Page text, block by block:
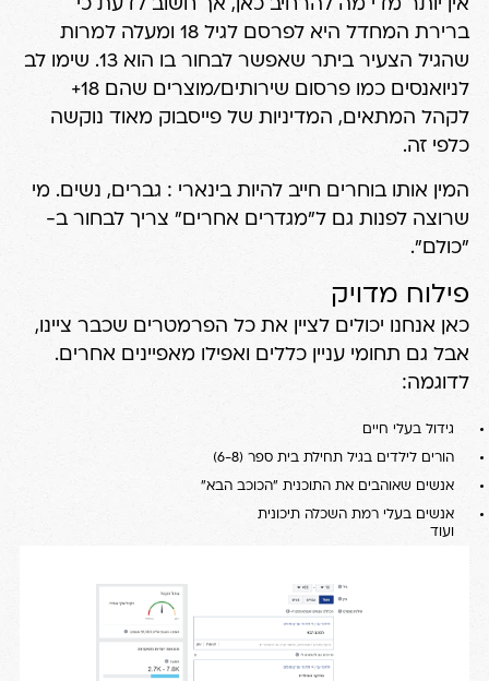
אין יותר מדי מה להרחיב כאן, אך חשוב לדעת כי
ברירת המחדל היא לפרסם לגיל 18 ומעלה למרות
שהגיל הצעיר ביתר שאפשר לבחור בו הוא 13. שימו לב
לניואנסים כמו פרסום שירותים/מוצרים שהם 18+
לקהל המתאים, המדיניות של פייסבוק מאוד נוקשה
כלפי זה.
המין אותו בוחרים חייב להיות בינארי : גברים, נשים. מי
שרוצה לפנות גם ל"מגדרים אחרים" צריך לבחור ב-
"כולם".
פילוח מדויק
כאן אנחנו יכולים לציין את כל הפרמטרים שכבר ציינו,
אבל גם תחומי עניין כללים ואפילו מאפיינים אחרים.
לדוגמה:
גידול בעלי חיים
הורים לילדים בגיל תחילת בית ספר (6-8)
אנשים שאוהבים את התוכנית "הכוכב הבא"
אנשים בעלי רמת השכלה תיכונית
ועוד